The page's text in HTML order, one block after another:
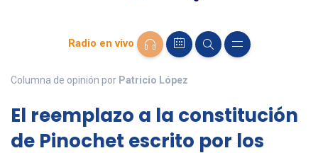
Radio en vivo
Columna de opinión por Patricio López
El reemplazo a la constitución
de Pinochet escrito por los